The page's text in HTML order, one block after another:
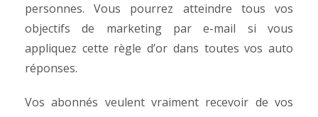
personnes. Vous pourrez atteindre tous vos
objectifs de marketing par e-mail si vous
appliquez cette règle d’or dans toutes vos auto
réponses.
Vos abonnés veulent vraiment recevoir de vos